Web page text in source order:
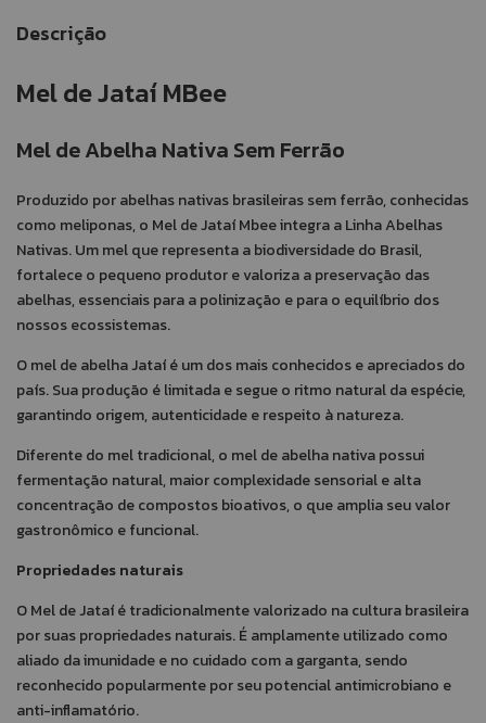
Descrição
Mel de Jataí MBee
Mel de Abelha Nativa Sem Ferrão
Produzido por abelhas nativas brasileiras sem ferrão, conhecidas
como meliponas, o Mel de Jataí Mbee integra a Linha Abelhas
Nativas. Um mel que representa a biodiversidade do Brasil,
fortalece o pequeno produtor e valoriza a preservação das
abelhas, essenciais para a polinização e para o equilíbrio dos
nossos ecossistemas.
O mel de abelha Jataí é um dos mais conhecidos e apreciados do
país. Sua produção é limitada e segue o ritmo natural da espécie,
garantindo origem, autenticidade e respeito à natureza.
Diferente do mel tradicional, o mel de abelha nativa possui
fermentação natural, maior complexidade sensorial e alta
concentração de compostos bioativos, o que amplia seu valor
gastronômico e funcional.
Propriedades naturais
O Mel de Jataí é tradicionalmente valorizado na cultura brasileira
por suas propriedades naturais. É amplamente utilizado como
aliado da imunidade e no cuidado com a garganta, sendo
reconhecido popularmente por seu potencial antimicrobiano e
anti-inflamatório.